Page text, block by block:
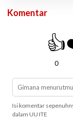
Komentar
👍
0
Isi komentar
dalam UU ITE